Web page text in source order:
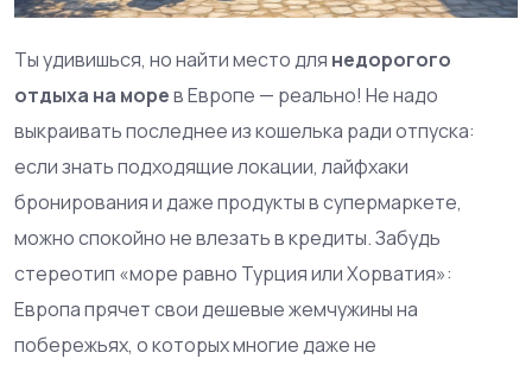
Ты удивишься, но найти место для недорогого
отдыха на морев Европе — реально! Не надо
выкраивать последнее из кошелька ради отпуска:
если знать подходящие локации, лайфхаки
бронирования и даже продукты в супермаркете,
можно спокойно не влезать в кредиты. Забудь
стереотип «море равно Турция или Хорватия»:
Европа прячет свои дешевые жемчужины на
побережьях, о которых многие даже не